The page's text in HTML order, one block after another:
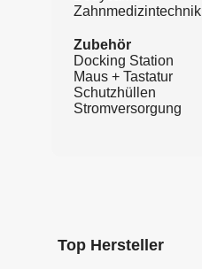
Zahnmedizintechnik
Zubehör
Docking Station
Maus + Tastatur
Schutzhüllen
Stromversorgung
Top Hersteller